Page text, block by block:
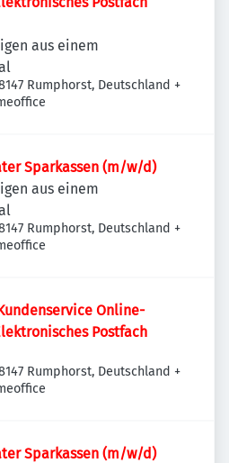
aus einem
Rumphorst, Deutschland +
Sparkassen (m/w/d)
aus einem
Rumphorst, Deutschland +
Online-
Postfach
Rumphorst, Deutschland +
Sparkassen (m/w/d)